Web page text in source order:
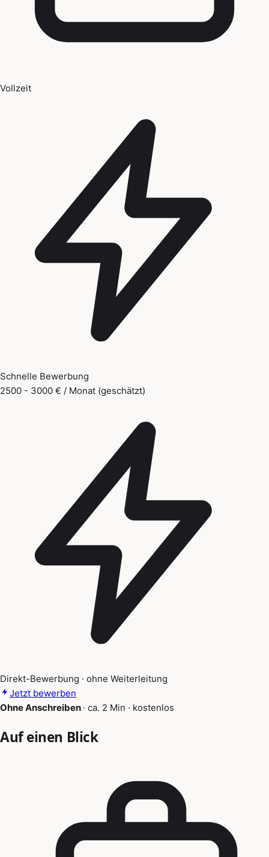
Vollzeit
Schnelle Bewerbung
2500 - 3000 € / Monat (geschätzt)
Direkt-Bewerbung · ohne Weiterleitung
Jetzt bewerben
Ohne Anschreiben · ca. 2 Min · kostenlos
Auf einen Blick